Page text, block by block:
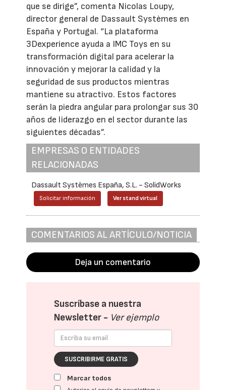
que se dirige”, comenta Nicolas Loupy,
director general de Dassault Systèmes en
España y Portugal. “La plataforma
3Dexperience ayuda a IMC Toys en su
transformación digital para acelerar la
innovación y mejorar la calidad y la
seguridad de sus productos mientras
mantiene su atractivo. Estos factores
serán la piedra angular para prolongar sus 30
años de liderazgo en el sector durante las
siguientes décadas”.
EMPRESAS O ENTIDADES
RELACIONADAS
Dassault Systèmes España, S.L. - SolidWorks
Solicitar información Ver stand virtual
COMENTARIOS AL ARTÍCULO/NOTICIA
Deja un comentario
Suscríbase a nuestra
Newsletter - Ver ejemplo
SUSCRIBIRME GRATIS
Marcar todos